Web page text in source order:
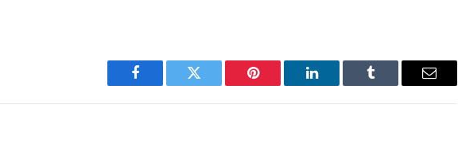
Facebook Twitter Pinterest LinkedIn Tumblr Email